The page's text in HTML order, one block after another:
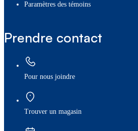
paramètres des témoins
Prendre contact
Pour nous joindre
Trouver un magasin